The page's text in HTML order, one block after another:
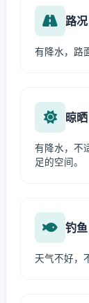
路况
有降水，路
晾晒
有降水，不
足的空间。
钓鱼
天气不好，